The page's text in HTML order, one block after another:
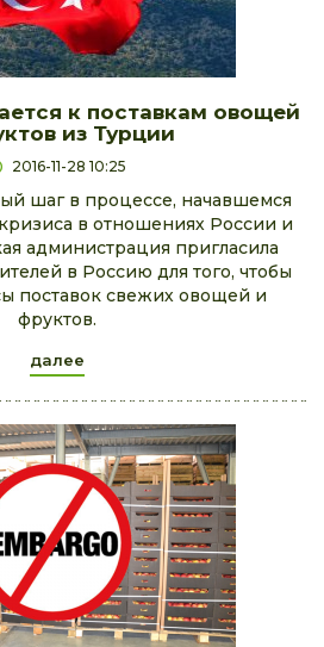
к поставкам овощей
из Турции
2016-11-28 10:25
шаг в процессе, начавшемся
в отношениях России и
администрация пригласила
в Россию для того, чтобы
поставок свежих овощей и
фруктов.
далее